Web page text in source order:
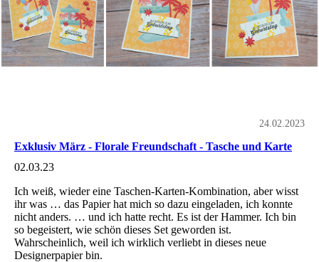
24.02.2023
Exklusiv März - Florale Freundschaft - Tasche und Karte
02.03.23
Ich weiß, wieder eine Taschen-Karten-Kombination, aber wisst
ihr was … das Papier hat mich so dazu eingeladen, ich konnte
nicht anders. … und ich hatte recht. Es ist der Hammer. Ich bin
so begeistert, wie schön dieses Set geworden ist.
Wahrscheinlich, weil ich wirklich verliebt in dieses neue
Designerpapier bin.